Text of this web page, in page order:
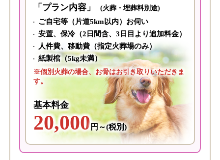
「プラン内容」 (火葬・埋葬料別途)
ご自宅等（片道5km以内）お伺い
安置、保冷（2日間含、3日目より追加料金）
人件費、移動費（指定火葬場のみ）
紙製棺（5kg未満）
※個別火葬の場合、お骨はお引き取りいただきま
す。
基本料金
20,000円～(税別)